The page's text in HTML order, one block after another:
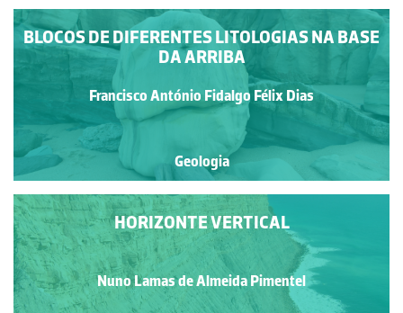
BLOCOS DE DIFERENTES LITOLOGIAS NA BASE
DA ARRIBA
Francisco António Fidalgo Félix Dias
Geologia
HORIZONTE VERTICAL
Nuno Lamas de Almeida Pimentel